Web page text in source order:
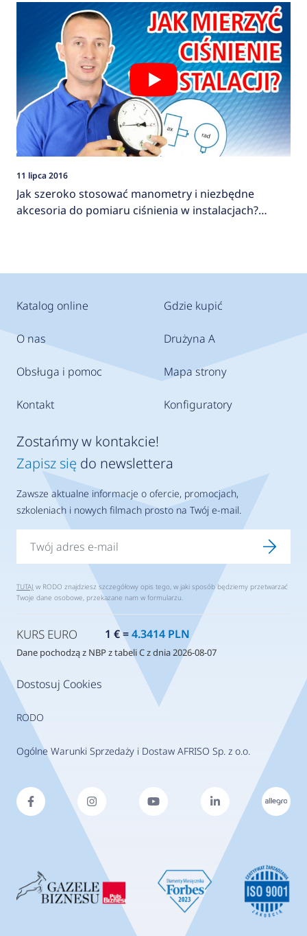
11 lipca 2016
Jak szeroko stosować manometry i niezbędne
akcesoria do pomiaru ciśnienia w instalacjach?
Katalog online
O nas
Obsługa i pomoc
Kontakt
Gdzie kupić
Drużyna A
Mapa strony
Konfiguratory
Dostosuj Cookies
RODO
Ogólne Warunki Sprzedaży i Dostaw AFRISO Sp. z o.o.
Zostańmy w kontakcie!
Zapisz się do newslettera
Zawsze aktualne informacje o ofercie, promocjach,
szkoleniach i nowych filmach prosto na Twój e-mail.
TUTAJ w RODO znajdziesz szczegółowy opis tego, w jaki sposób będziemy przetwarzać
Twoje dane osobowe, przekazane nam w formularzu.
KURS EURO 1 € =4.3414 PLN
Dane pochodzą z NBP z tabeli C z dnia 2026-08-07